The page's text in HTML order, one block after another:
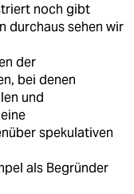
noch gibt
durchaus sehen wir
der
bei denen
und
spekulativen
als Begründer